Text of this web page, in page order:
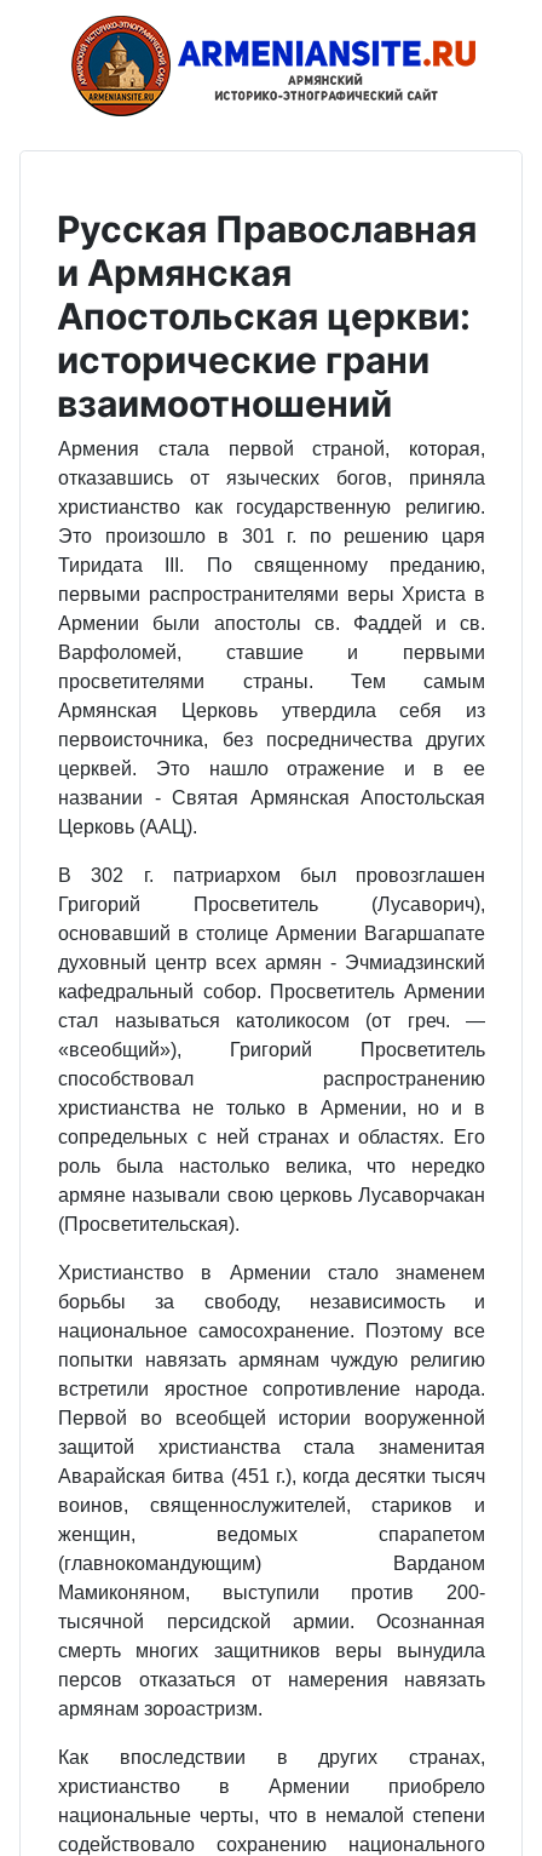
Русская Православная
и Армянская
Апостольская церкви:
исторические грани
взаимоотношений
Армения стала первой страной, которая,
отказавшись от языческих богов, приняла
христианство как государственную религию.
Это произошло в 301 г. по решению царя
Тиридата III. По священному преданию,
первыми распространителями веры Христа в
Армении были апостолы св. Фаддей и св.
Варфоломей, ставшие и первыми
просветителями страны. Тем самым
Армянская Церковь утвердила себя из
первоисточника, без посредничества других
церквей. Это нашло отражение и в ее
названии - Святая Армянская Апостольская
Церковь (ААЦ).
В 302 г. патриархом был провозглашен
Григорий Просветитель (Лусаворич),
основавший в столице Армении Вагаршапате
духовный центр всех армян - Эчмиадзинский
кафедральный собор. Просветитель Армении
стал называться католикосом (от греч. —
«всеобщий»), Григорий Просветитель
способствовал распространению
христианства не только в Армении, но и в
сопредельных с ней странах и областях. Его
роль была настолько велика, что нередко
армяне называли свою церковь Лусаворчакан
(Просветительская).
Христианство в Армении стало знаменем
борьбы за свободу, независимость и
национальное самосохранение. Поэтому все
попытки навязать армянам чуждую религию
встретили яростное сопротивление народа.
Первой во всеобщей истории вооруженной
защитой христианства стала знаменитая
Аварайская битва (451 г.), когда десятки тысяч
воинов, священнослужителей, стариков и
женщин, ведомых спарапетом
(главнокомандующим) Варданом
Мамиконяном, выступили против 200-
тысячной персидской армии. Осознанная
смерть многих защитников веры вынудила
персов отказаться от намерения навязать
армянам зороастризм.
Как впоследствии в других странах,
христианство в Армении приобрело
национальные черты, что в немалой степени
содействовало сохранению национального